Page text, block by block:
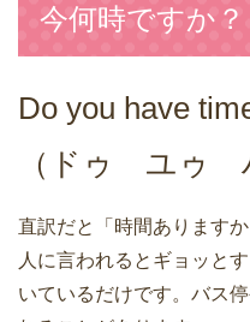
今何時ですか？
Do you have
（ドゥ ユゥ
直訳だと「時間あります
人に言われるとギョッと
いているだけです。バス